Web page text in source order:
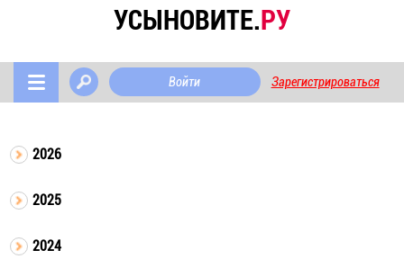
УСЫНОВИТЕ.РУ
Войти Зарегистрироваться
2026
2025
2024